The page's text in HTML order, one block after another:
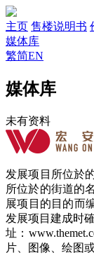
主页 售楼说明书
媒体库
繁简EN
媒体库
未有资料
发展项目所位於
所位於的街道的
展项目的目的而
发展项目建成时
址：
片、图像、绘图